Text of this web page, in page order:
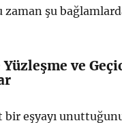
zaman şu
ve
bir eşyayı